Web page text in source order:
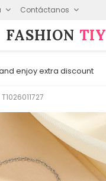
Contáctanos
FASHION⁠ TIY
enjoy extra discount
T1026011727